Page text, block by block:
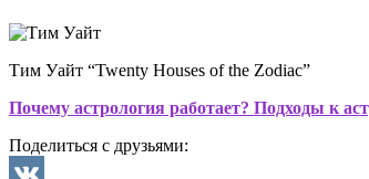
Тим Уайт “Twenty Houses of the Zodiac”
Почему астрология работает? Подходы к
Поделиться с друзьями: